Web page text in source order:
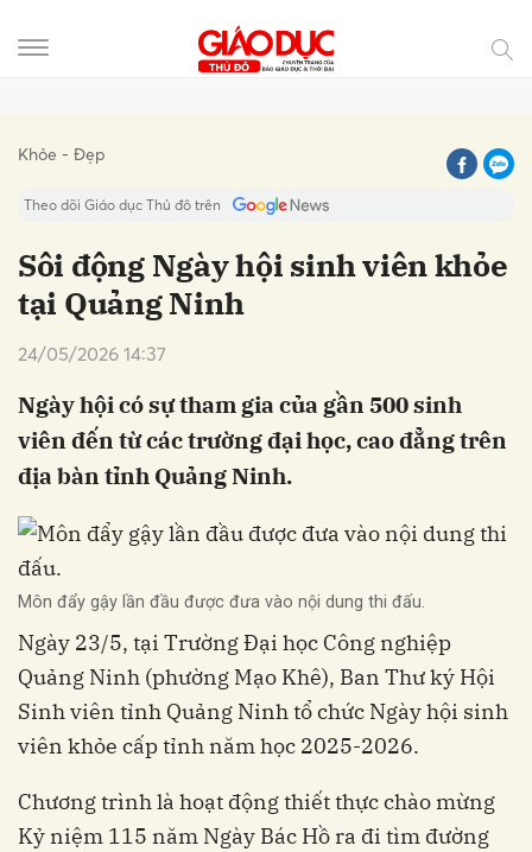
Khỏe - Đẹp
Theo dõi Giáo dục Thủ đô trên
Sôi động Ngày hội sinh viên khỏe
tại Quảng Ninh
24/05/2026 14:37
Ngày hội có sự tham gia của gần 500 sinh
viên đến từ các trường đại học, cao đẳng trên
địa bàn tỉnh Quảng Ninh.
Môn đẩy gậy lần đầu được đưa vào nội dung thi đấu.
Ngày 23/5, tại Trường Đại học Công nghiệp
Quảng Ninh (phường Mạo Khê), Ban Thư ký Hội
Sinh viên tỉnh Quảng Ninh tổ chức Ngày hội sinh
viên khỏe cấp tỉnh năm học 2025-2026.
Chương trình là hoạt động thiết thực chào mừng
Kỷ niệm 115 năm Ngày Bác Hồ ra đi tìm đường
Hủy Gửi